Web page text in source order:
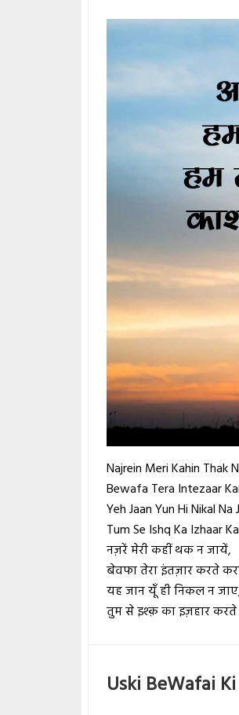
Najrein Meri Kahin Thak
Bewafa Tera Intezaar
Yeh Jaan Yun Hi Nikal Na
Tum Se Ishq Ka Izhaar
नज़रें मेरी कहीं थक न जायें,
बेवफा तेरा इंतज़ार करते
यह जान यूँ ही निकल न
तुम से इश्क़ का इज़हार
Uski BeWafai